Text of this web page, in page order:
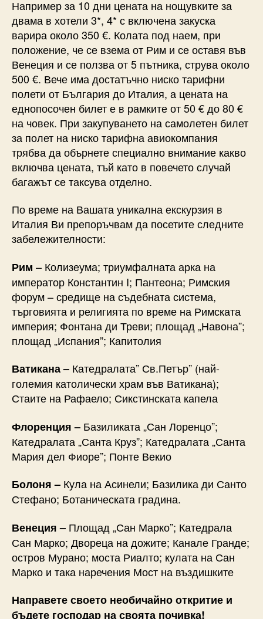
Например за 10 дни цената на нощувките за
двама в хотели 3*, 4* с включена закуска
варира около 350 €. Колата под наем, при
положение, че се взема от Рим и се оставя във
Венеция и се ползва от 5 пътника, струва около
500 €. Вече има достатъчно ниско тарифни
полети от България до Италия, а цената на
еднопосочен билет е в рамките от 50 € до 80 €
на човек. При закупуването на самолетен билет
за полет на ниско тарифна авиокомпания
трябва да обърнете специално внимание какво
включва цената, тъй като в повечето случай
багажът се таксува отделно.
По време на Вашата уникална екскурзия в
Италия Ви препоръчвам да посетите следните
забележителности:
Рим – Колизеума; триумфалната арка на
император Константин I; Пантеона; Римския
форум – средище на съдебната система,
търговията и религията по време на Римската
империя; Фонтана ди Треви; площад „Навона”;
площад „Испания”; Капитолия
Ватикана – Катедралата” Св.Петър” (най-
големия католически храм във Ватикана);
Стаите на Рафаело; Сикстинската капела
Флоренция – Базиликата „Сан Лоренцо”;
Катедралата „Санта Круз”; Катедралата „Санта
Мария дел Фиоре”; Понте Векио
Болоня – Кула на Асинели; Базилика ди Санто
Стефано; Ботаническата градина.
Венеция – Площад „Сан Марко”; Катедрала
Сан Марко; Двореца на дожите; Канале Гранде;
остров Мурано; моста Риалто; кулата на Сан
Марко и така наречения Мост на въздишките
Направете своето необичайно откритие и
бъдете господар на своята почивка!